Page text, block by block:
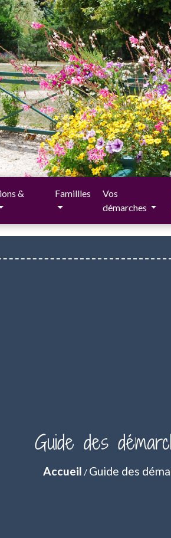
&
Famillles
Vos
démarches
Guide des
Accueil / Guide des